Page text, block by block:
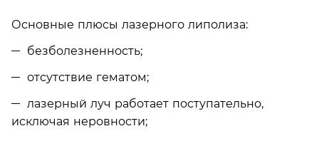
Основные плюсы лазерного липолиза:
безболезненность;
отсутствие гематом;
лазерный луч работает поступательно,
исключая неровности;